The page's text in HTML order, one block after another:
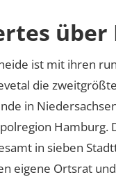
ist mit ihren
die
in
Hamburg.
in sieben
eigene Ortsrat